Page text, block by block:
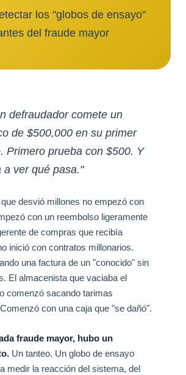
los "globos de ensayo"
del fraude mayor
defraudador comete un
de $500,000 en su primer
Primero prueba con $500. Y
a ver qué pasa."
desvió millones no empezó con
con un reembolso ligeramente
de compras que recibía
inició con contratos millonarios.
una factura de un "conocido" sin
El almacenista que vaciaba el
comenzó sacando tarimas
con una caja que "se dañó".
fraude mayor, hubo un
Un tanteo. Un globo de ensayo
medir la reacción del sistema, del